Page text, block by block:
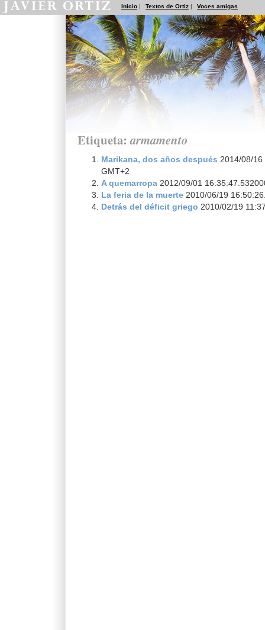
Inicio | Textos de Ortiz | Voces amigas
Etiqueta:armamento
Marikana, dos años después 2014/08/
GMT+2
A quemarropa 2012/09/01
La feria de la muerte 2010/06/19
Detrás del déficit griego 2010/02/19